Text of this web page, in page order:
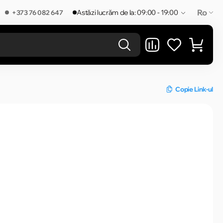
+373 76 082 647 Astăzi lucrăm de la: 09:00 - 19:00 Ro
Copie Link-ul